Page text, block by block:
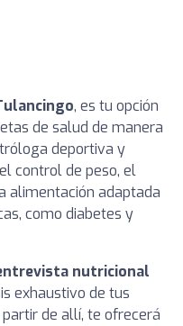
, es tu opción
de salud de manera
deportiva y
control de peso, el
alimentación adaptada
como diabetes y
nutricional
exhaustivo de tus
de allí, te ofrecerá